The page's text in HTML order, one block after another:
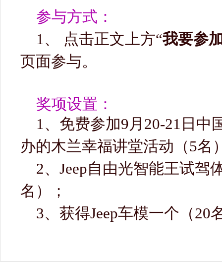
参与方式：
1、 点击正文上方“我要参
页面参与。
奖项设置：
1、免费参加9月20-21日中
办的木兰幸福讲堂活动（5名
2、Jeep自由光智能王试驾
名）；
3、获得Jeep车模一个（20